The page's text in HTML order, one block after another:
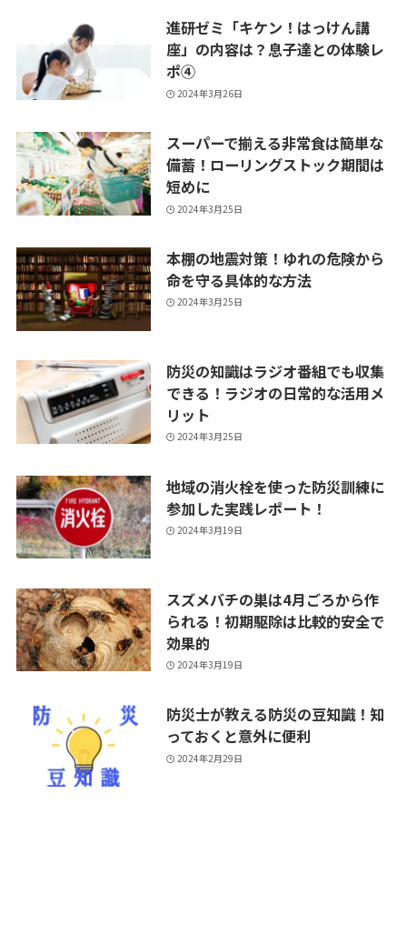
進研ゼミ「キケン！はっけん講
座」の内容は？息子達との体験レ
ポ④
2024年3月26日
スーパーで揃える非常食は簡単な
備蓄！ローリングストック期間は
短めに
2024年3月25日
本棚の地震対策！ゆれの危険から
命を守る具体的な方法
2024年3月25日
防災の知識はラジオ番組でも収集
できる！ラジオの日常的な活用メ
リット
2024年3月25日
地域の消火栓を使った防災訓練に
参加した実践レポート！
2024年3月19日
スズメバチの巣は4月ごろから作
られる！初期駆除は比較的安全で
効果的
2024年3月19日
防災士が教える防災の豆知識！知
っておくと意外に便利
2024年2月29日